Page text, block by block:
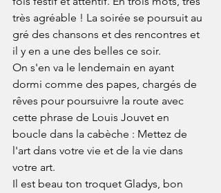
très agréable ! La soirée se poursuit au
gré des chansons et des rencontres et
il y en a une des belles ce soir.
On s'en va le lendemain en ayant
dormi comme des papes, chargés de
rêves pour poursuivre la route avec
cette phrase de Louis Jouvet en
boucle dans la cabèche : Mettez de
l'art dans votre vie et de la vie dans
votre art.
Il est beau ton troquet Gladys, bon